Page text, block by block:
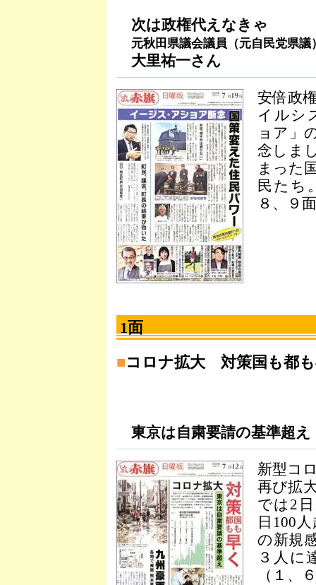
次は政権代えなきゃ
元秋田県議会議員（元自民党県議
大里祐一さん
安倍政
イルシ
ョア」
念しま
まった
民たち
８、９
1面
■コロナ拡大 対策国も都
東京は自粛要請の基準超え
新型コ
再び拡
では2
日100
の新規
３人に
（１、